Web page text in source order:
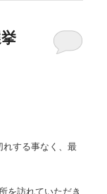
する事なく、最
を訪れていただき